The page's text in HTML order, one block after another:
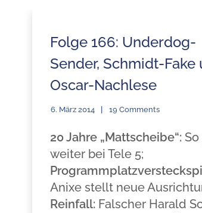
Folge 166: Underdog-
Sender, Schmidt-Fake
Oscar-Nachlese
6. März 2014 19 Comments
20 Jahre „Mattscheibe“: So
weiter bei Tele 5;
Anixe stellt neue
Reinfall: Falscher Harald